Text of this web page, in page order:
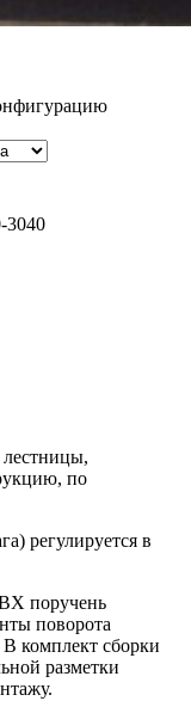
3040
лестницы,
по
регулируется в
поручень
поворота
комплект сборки
разметки